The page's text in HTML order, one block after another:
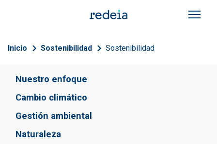
Sobrescribir enlaces de
Inicio Sostenibilidad Sostenibilidad
Nuestro enfoque
Cambio climático
Gestión ambiental
Naturaleza